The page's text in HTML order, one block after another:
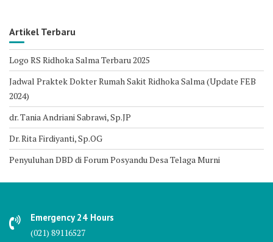
Artikel Terbaru
Logo RS Ridhoka Salma Terbaru 2025
Jadwal Praktek Dokter Rumah Sakit Ridhoka Salma (Update FEB
2024)
dr. Tania Andriani Sabrawi, Sp.JP
Dr. Rita Firdiyanti, Sp.OG
Penyuluhan DBD di Forum Posyandu Desa Telaga Murni
Emergency 24 Hours
(021) 89116527